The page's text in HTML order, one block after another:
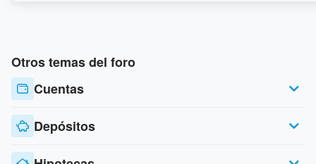
Otros temas del foro
Cuentas
Depósitos